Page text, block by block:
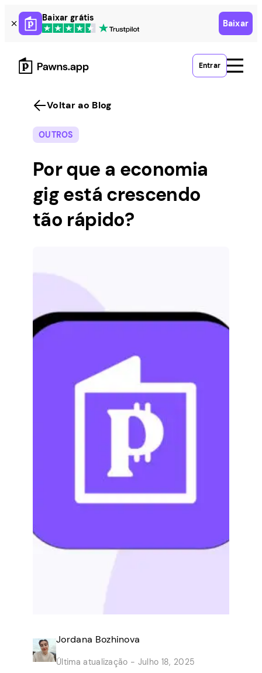
Skip
to
content
Baixar grátis
Baixar
Entrar
Voltar ao Blog
OUTROS
Por que a economia
gig está crescendo
tão rápido?
Jordana Bozhinova
Última atualização - Julho 18, 2025